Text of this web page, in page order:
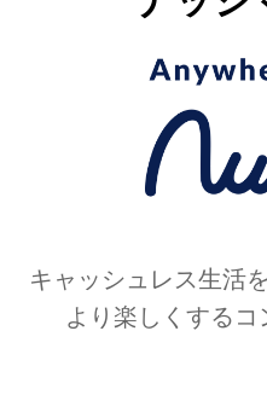
キャッシュレス生活
より楽しくするコ